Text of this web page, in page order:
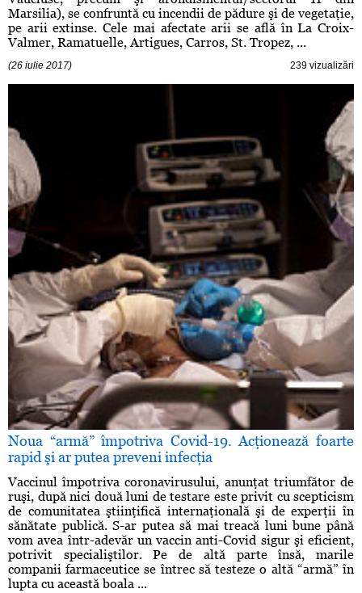
Marsilia), se confruntă cu incendii de pădure şi de vegetaţie,
pe arii extinse. Cele mai afectate arii se află în La Croix-
Valmer, Ramatuelle, Artigues, Carros, St. Tropez, ...
(26 iulie 2017) 239 vizualizări
Noua “armă” împotriva Covid-19. Acţionează foarte
rapid şi ar putea preveni infecţia
Vaccinul împotriva coronavirusului, anunţat triumfător de
ruşi, după nici două luni de testare este privit cu scepticism
de comunitatea ştiinţifică internaţională şi de experţii în
sănătate publică. S-ar putea să mai treacă luni bune până
vom avea într-adevăr un vaccin anti-Covid sigur şi eficient,
potrivit specialiştilor. Pe de altă parte însă, marile
companii farmaceutice se întrec să testeze o altă “armă” în
lupta cu această boala ...